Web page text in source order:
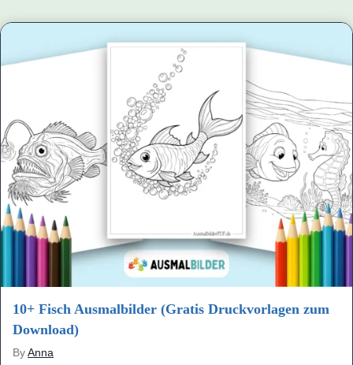
10+ Fisch Ausmalbilder (Gratis Druckvorlagen zum
Download)
ByAnna